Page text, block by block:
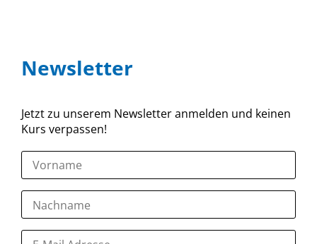
Newsletter
Jetzt zu unserem Newsletter anmelden und keinen
Kurs verpassen!